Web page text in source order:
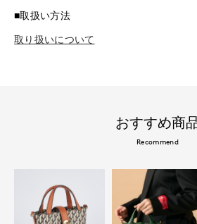
■取扱い方法
取り扱いについて
おすすめ商
Recommend